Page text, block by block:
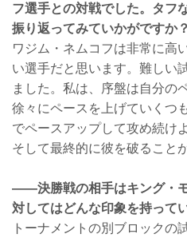
フ選手との対戦でした。タフ
振り返ってみていかがですか？
ワジム・ネムコフは非常に高
い選手だと思います。難しい
ました。私は、序盤は自分の
徐々にペースを上げていくつ
でペースアップして攻め続け
そして最終的に彼を破ること
――決勝戦の相手はキング・
対してはどんな印象を持って
トーナメントの別ブロックの